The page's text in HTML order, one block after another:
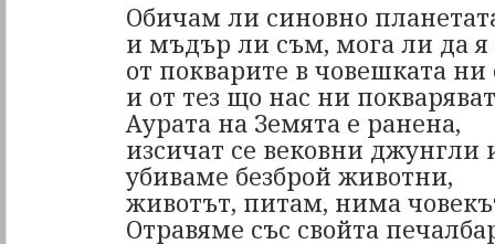
Обичам ли синовно
и мъдър ли съм, мога ли да я
от покварите в човешката
и от тез що нас ни
Аурата на Земята е ранена,
изсичат се вековни джунгли
убиваме безброй животни,
животът, питам, нима
Отравяме със свойта